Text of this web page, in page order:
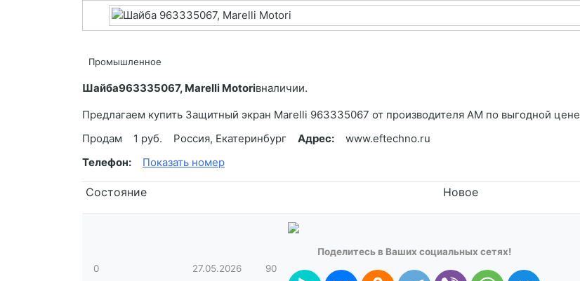
Промышленное
Шайба963335067, Marelli Motoriвналичии.
Предлагаем купить Защитный экран Marelli 963335067 от производителя AM по выгодной цене
Продам
1 руб. Россия, Екатеринбург Адрес:
www.eftechno.ru
Телефон:
Показать номер
Состояние Новое
0 27.05.2026 90
Поделитесь в Ваших социальных сетях!